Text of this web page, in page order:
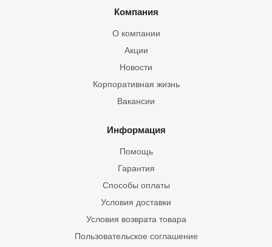
Компания
О компании
Акции
Новости
Корпоративная жизнь
Вакансии
Информация
Помощь
Гарантия
Способы оплаты
Условия доставки
Условия возврата товара
Пользовательское соглашение